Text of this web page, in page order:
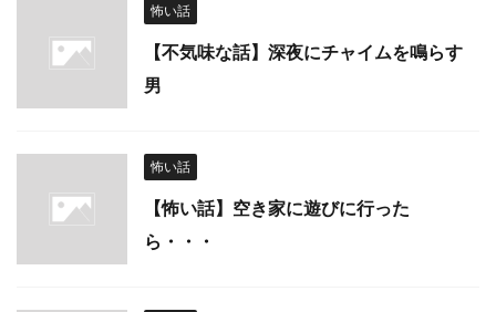
怖い話
【不気味な話】深夜にチャイムを鳴らす
男
怖い話
【怖い話】空き家に遊びに行った
ら・・・